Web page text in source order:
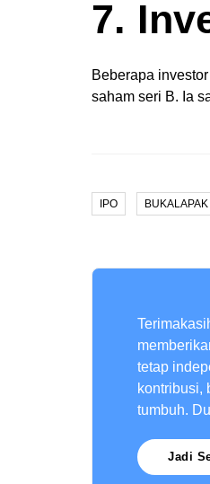
7.
Beberapa
saham seri B. Ia
IPO BUKALAPAK
tetap
kontribusi,
tumbuh.
Jadi